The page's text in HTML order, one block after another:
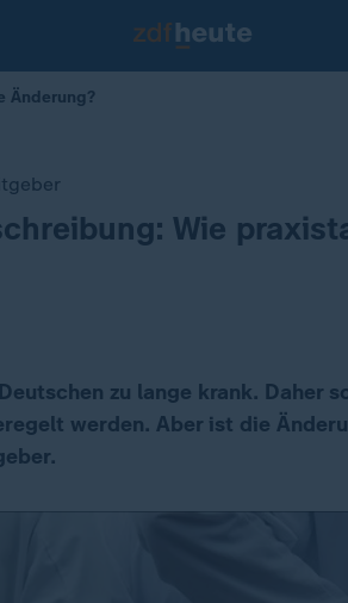
Änderung?
Wie
zu lange krank. Daher
werden. Aber ist die